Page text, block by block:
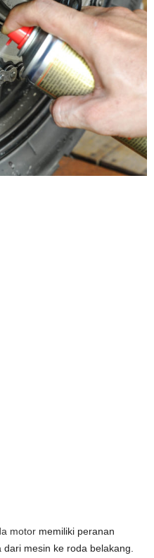
motor memiliki peranan
mesin ke roda belakang.